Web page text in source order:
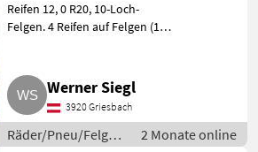
Reifen 12, 0 R20, 10-Loch-
Felgen. 4 Reifen auf Felgen (1
Räder/Pneu/Felgen
KompletträderWerner Siegl
3920 Griesbach
Räder/Pneu/Felgen
2 Monate online